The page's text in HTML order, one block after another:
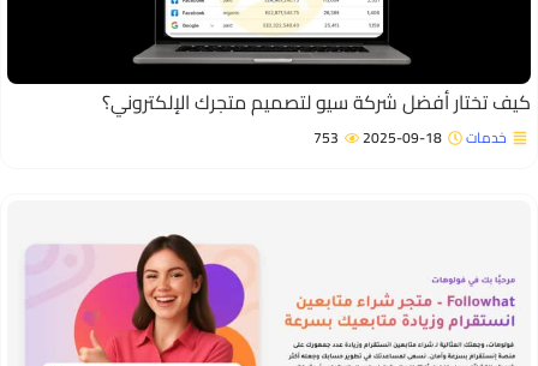
تختار أفضل شركة سيو لتصميم متجرك الإلكتروني؟
خدمات 2025-09-18
753